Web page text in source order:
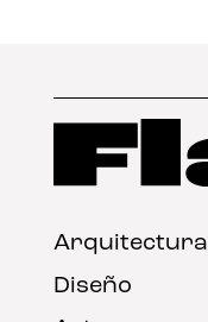
Arquitectura
Diseño